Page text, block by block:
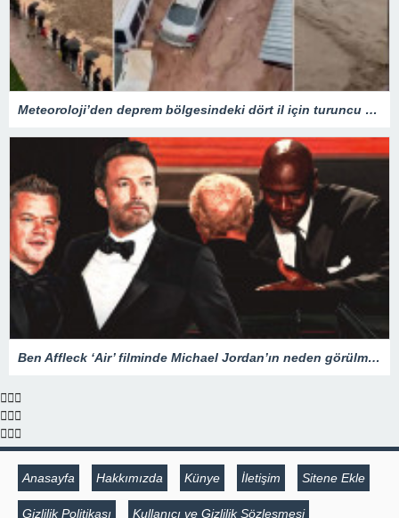
Meteoroloji’den deprem bölgesindeki dört il için turuncu kod alarmı
Ben Affleck ‘Air’ filminde Michael Jordan’ın neden görülmediğini açıkladı
Anasayfa Hakkımızda Künye İletişim Sitene Ekle
Gizlilik Politikası Kullanıcı ve Gizlilik Sözleşmesi